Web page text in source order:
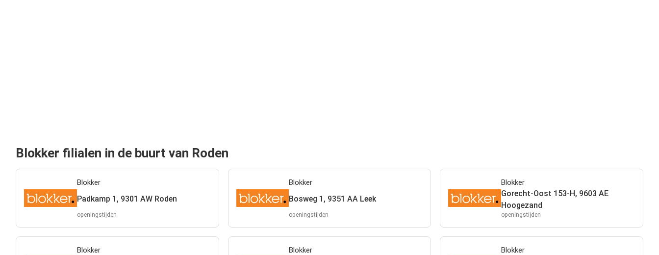
Blokker filialen in de buurt van Roden
Blokker
Padkamp 1, 9301 AW Roden
openingstijden
Blokker
Bosweg 1, 9351 AA Leek
openingstijden
Blokker
Gorecht-Oost 153-H, 9603 AE
Hoogezand
openingstijden
Blokker Blokker Blokker